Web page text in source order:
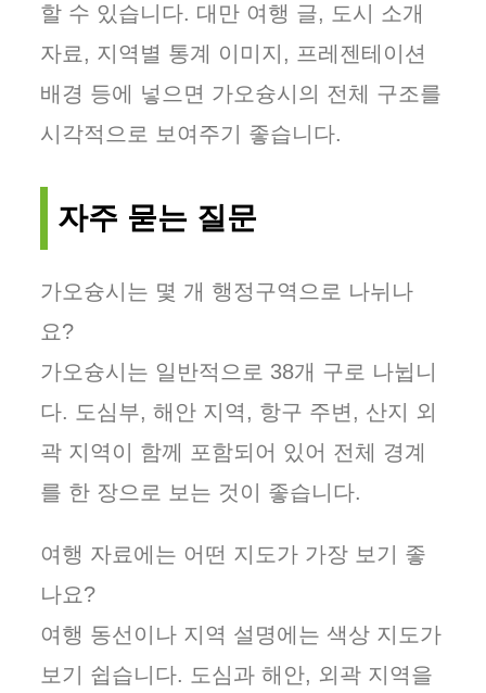
할 수 있습니다. 대만 여행 글, 도시 소개
자료, 지역별 통계 이미지, 프레젠테이션
배경 등에 넣으면 가오슝시의 전체 구조를
시각적으로 보여주기 좋습니다.
자주 묻는 질문
가오슝시는 몇 개 행정구역으로 나뉘나
요?
가오슝시는 일반적으로 38개 구로 나뉩니
다. 도심부, 해안 지역, 항구 주변, 산지 외
곽 지역이 함께 포함되어 있어 전체 경계
를 한 장으로 보는 것이 좋습니다.
여행 자료에는 어떤 지도가 가장 보기 좋
나요?
여행 동선이나 지역 설명에는 색상 지도가
보기 쉽습니다. 도심과 해안, 외곽 지역을